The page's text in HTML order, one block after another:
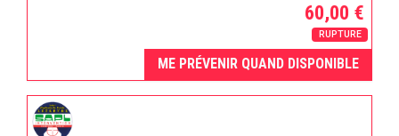
60,00 €
RUPTURE
ME PRÉVENIR QUAND DISPONIBLE